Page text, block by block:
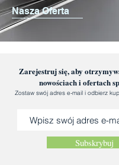
Nasza Oferta
Zarejestruj się, aby
nowościach i ofertach
Zostaw swój adres e-mail i odbierz
Subskrybuj